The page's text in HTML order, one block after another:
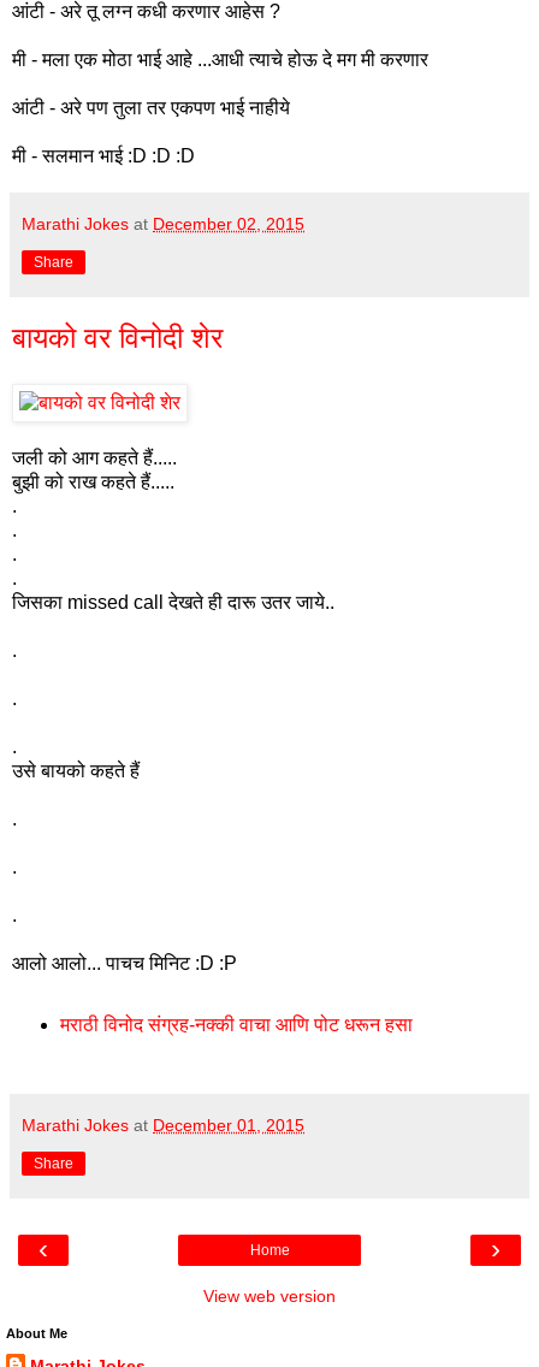
आंटी - अरे तू लग्न कधी करणार आहेस ?
मी - मला एक मोठा भाई आहे ...आधी त्याचे होऊ दे मग मी करणार
आंटी - अरे पण तुला तर एकपण भाई नाहीये
मी - सलमान भाई :D :D :D
Marathi Jokes at December 02, 2015
Share
बायको वर विनोदी शेर
जली को आग कहते हैं.....
बुझी को राख कहते हैं.....
.
.
.
.
जिसका missed call देखते ही दारू उतर जाये..
.
.
.
उसे बायको कहते हैं
.
.
.
आलो आलो... पाचच मिनिट :D :P
मराठी विनोद संग्रह-नक्की वाचा आणि पोट धरून हसा
Marathi Jokes at December 01, 2015
Share
‹ ›
Home
View web version
About Me